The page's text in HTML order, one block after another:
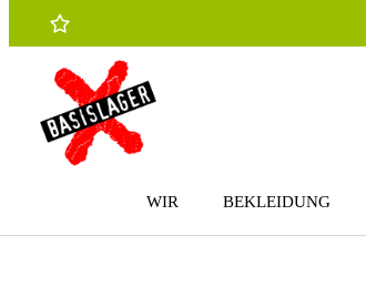
Hauptinhalt springen
Zur Suche springen
Zur Hauptnavigation springen
WIR BEKLEIDUNG